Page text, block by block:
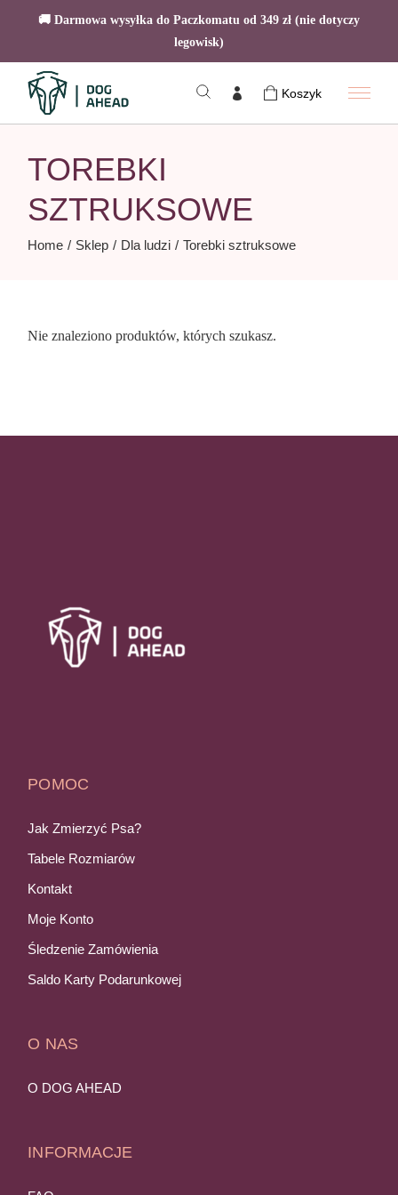
🚚 Darmowa wysyłka do Paczkomatu od 349 zł (nie dotyczy
legowisk)
content
Koszyk
TOREBKI
SZTRUKSOWE
Home Sklep Dla ludzi Torebki sztruksowe
Nie znaleziono produktów, których szukasz.
POMOC
Jak Zmierzyć Psa?
Tabele Rozmiarów
Kontakt
Moje Konto
Śledzenie Zamówienia
Saldo Karty Podarunkowej
O NAS
O DOG AHEAD
INFORMACJE